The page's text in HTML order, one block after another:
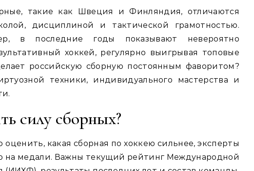
такие как Швеция и Финляндия, отличаются
дисциплиной и тактической грамотностью.
в последние годы показывают невероятно
хоккей, регулярно выигрывая топовые
российскую сборную постоянным фаворитом?
техники, индивидуального мастерства и
силу сборных?
какая сборная по хоккею сильнее, эксперты
на медали. Важны текущий рейтинг Международной